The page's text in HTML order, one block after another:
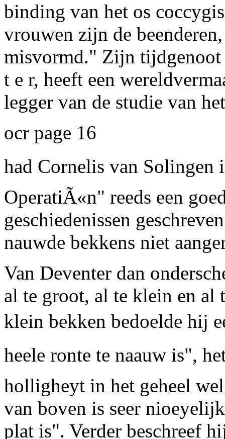
binding van het os
vrouwen zijn de
misvormd." Zijn
t e r, heeft een
legger van de studie van
ocr page 16
had Cornelis van Solingen
OperatiÃ«n" reeds een
geschiedenissen
nauwde bekkens niet
Van Deventer dan
al te groot, al te klein en al
klein bekken bedoelde hij
heele ronte te naauw is",
holligheyt in het geheel
van boven is seer
plat is". Verder beschreef